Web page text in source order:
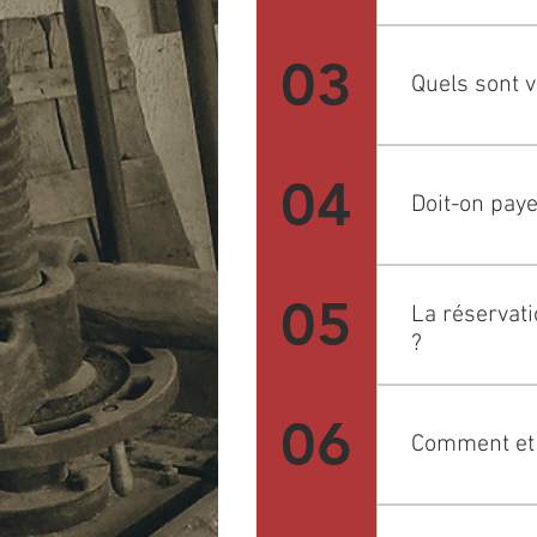
Nous
03 Quels sont
Nous mettons
04 Doit-on
La visite de
uniquement à
dégustation
05
La
?
nombre de
simples ne
06 Comment
Pour des